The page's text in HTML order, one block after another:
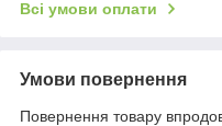
Всі умови оплати
Умови повернення
Повернення товару